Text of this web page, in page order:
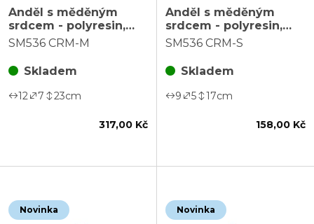
Anděl s měděným
srdcem - polyresin,
vel. M, barva krémová
SM536 CRM-M
Skladem
12 7 23cm
317,00 Kč
Anděl s měděným
srdcem - polyresin,
vel. S, barva krémová
SM536 CRM-S
Skladem
9 5 17cm
158,00 Kč
Novinka Novinka